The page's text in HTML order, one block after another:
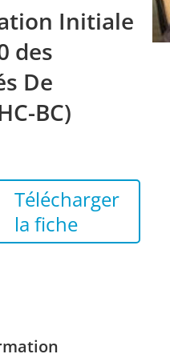
Initiale
des
De
BC)
Télécharger
la fiche